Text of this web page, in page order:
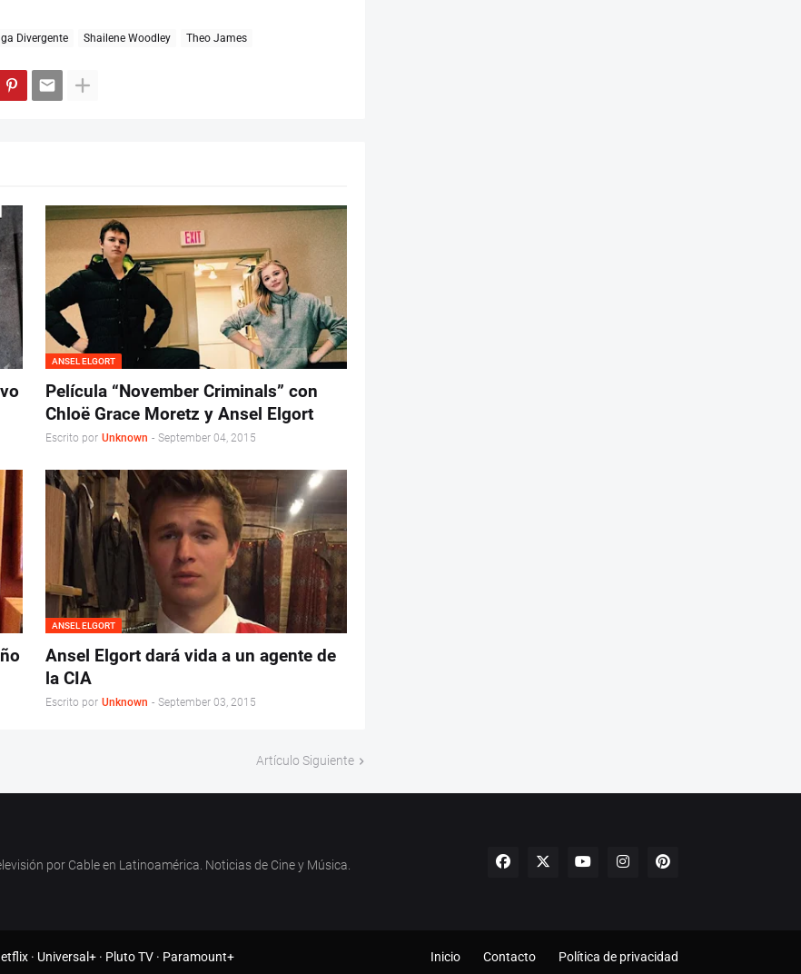
Divergente Shailene Woodley Theo James
ANSEL ELGORT
Película “November Criminals” con
Chloë Grace Moretz y Ansel Elgort
Escrito por Unknown - September 04, 2015
ANSEL ELGORT
Ansel Elgort dará vida a un agente de
la CIA
Escrito por Unknown - September 03, 2015
Artículo Siguiente
por Cable en Latinoamérica. Noticias de Cine y Música.
· Universal+· Pluto TV· Paramount+ Inicio Contacto Política de privacidad